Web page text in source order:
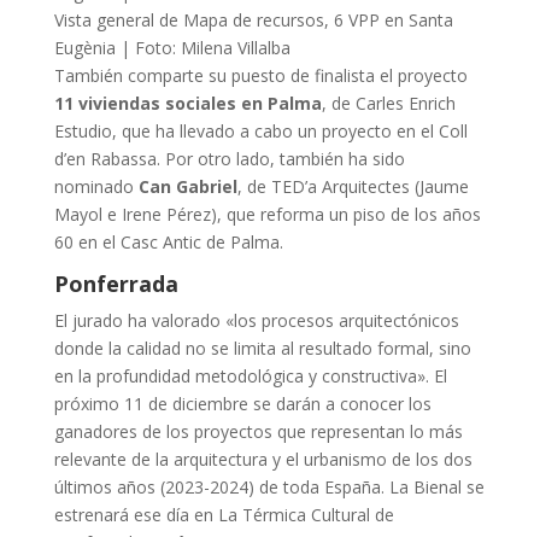
Vista general de Mapa de recursos, 6 VPP en Santa
Eugènia | Foto: Milena Villalba
También comparte su puesto de finalista el proyecto
11 viviendas sociales en Palma, de Carles Enrich
Estudio, que ha llevado a cabo un proyecto en el Coll
d’en Rabassa. Por otro lado, también ha sido
nominado Can Gabriel, de TED’a Arquitectes (Jaume
Mayol e Irene Pérez), que reforma un piso de los años
60 en el Casc Antic de Palma.
Ponferrada
El jurado ha valorado «los procesos arquitectónicos
donde la calidad no se limita al resultado formal, sino
en la profundidad metodológica y constructiva». El
próximo 11 de diciembre se darán a conocer los
ganadores de los proyectos que representan lo más
relevante de la arquitectura y el urbanismo de los dos
últimos años (2023-2024) de toda España. La Bienal se
estrenará ese día en La Térmica Cultural de